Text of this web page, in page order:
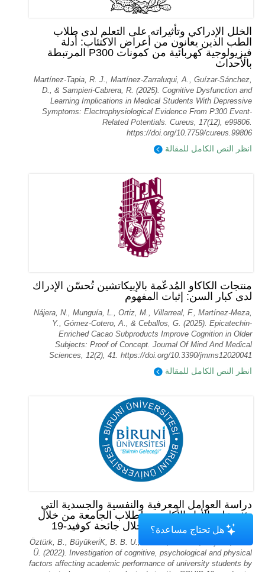
الخلل الإدراكي وتأثيراته على التعلم لدى طلاب
الطب الذين يعانون من أعراض الاكتئاب: أدلة
فيزيولوجية كهربائية من كمونات P300 المرتبطة
بالأحداث
Martínez-Tapia, R. J., Martínez-Zarraluqui, A., Guízar-Sánchez,
D., & Sampieri-Cabrera, R. (2025). Cognitive Dysfunction and
Learning Implications in Medical Students With Depressive
Symptoms: Electrophysiological Evidence From P300 Event-
Related Potentials. Cureus, 17(12), e99806.
https://doi.org/10.7759/cureus.99806
انظر النص الكامل للمقالة
منتجات الكاكاو المُدعّمة بالإبيكاتشين تُحسّن الإدراك
لدى كبار السن: إثبات المفهوم
Nájera, N., Munguía, L., Ortiz, M., Villarreal, F., Martínez-Meza,
Y., Gómez-Cotero, A., & Ceballos, G. (2025). Epicatechin-
Enriched Cacao Subproducts Improve Cognition in Older
Subjects: Proof of Concept. Journal Of Mind And Medical
Sciences, 12(2), 41. https://doi.org/10.3390/jmms12020041
انظر النص الكامل للمقالة
دراسة العوامل المعرفية والنفسية والجسدية التي
تؤثر على الأداء الأكاديمي لطلاب الجامعة من خلال
تحليل المكونات الرئيسية خلال جائحة كوفيد-19
Öztürk, B., Büyükeri̇K, B. B. U., Akarsu, R. B. U., & Çeli̇K, Y. B.
Ü. (2022). Investigation of cognitive, psychological and physical
factors affecting academic performance of university students by
هل تحتاج مساعدة؟